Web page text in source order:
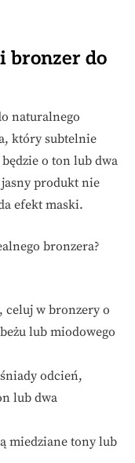
bronzer do
naturalnego
który subtelnie
o ton lub dwa
produkt nie
efekt maski.
bronzera?
celuj w bronzery o
lub miodowego
odcień,
lub dwa
miedziane tony lub